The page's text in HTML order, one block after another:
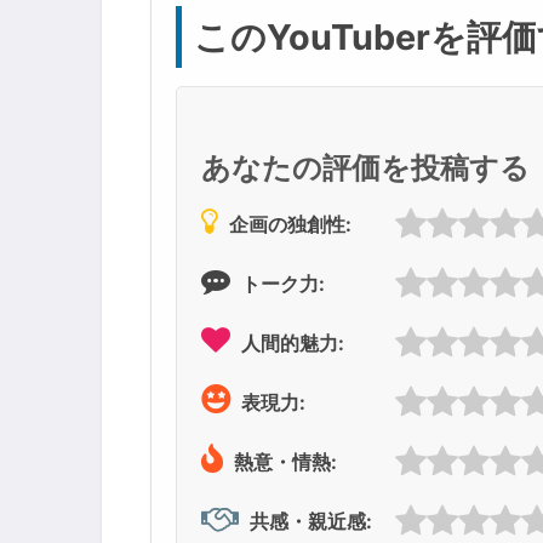
このYouTuberを評
あなたの評価を投稿する
企画の独創性:
トーク力:
人間的魅力:
表現力:
熱意・情熱:
共感・親近感: